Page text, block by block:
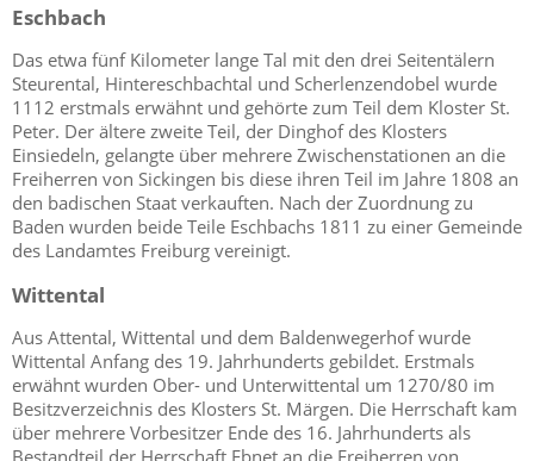
Eschbach
Das etwa fünf Kilometer lange Tal mit den drei Seitentälern
Steurental, Hintereschbachtal und Scherlenzendobel wurde
1112 erstmals erwähnt und gehörte zum Teil dem Kloster St.
Peter. Der ältere zweite Teil, der Dinghof des Klosters
Einsiedeln, gelangte über mehrere Zwischenstationen an die
Freiherren von Sickingen bis diese ihren Teil im Jahre 1808 an
den badischen Staat verkauften. Nach der Zuordnung zu
Baden wurden beide Teile Eschbachs 1811 zu einer Gemeinde
des Landamtes Freiburg vereinigt.
Wittental
Aus Attental, Wittental und dem Baldenwegerhof wurde
Wittental Anfang des 19. Jahrhunderts gebildet. Erstmals
erwähnt wurden Ober- und Unterwittental um 1270/80 im
Besitzverzeichnis des Klosters St. Märgen. Die Herrschaft kam
über mehrere Vorbesitzer Ende des 16. Jahrhunderts als